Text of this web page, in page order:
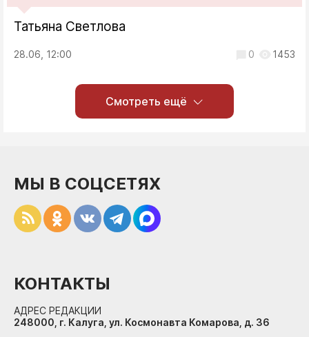
Татьяна Светлова
28.06, 12:00 0 1453
Смотреть ещё
МЫ В СОЦСЕТЯХ
КОНТАКТЫ
АДРЕС РЕДАКЦИИ
248000, г. Калуга, ул. Космонавта Комарова, д. 36